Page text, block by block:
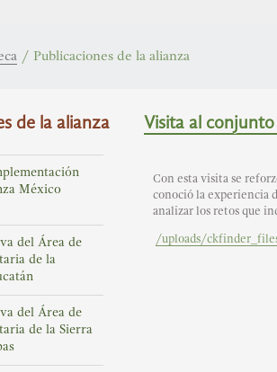
/ Publicaciones de la alianza
de la alianza
México
del Área de
de la
del Área de
de la Sierra
Visita al
Con esta visita se
conoció la experiencia
analizar los retos que
/uploads/